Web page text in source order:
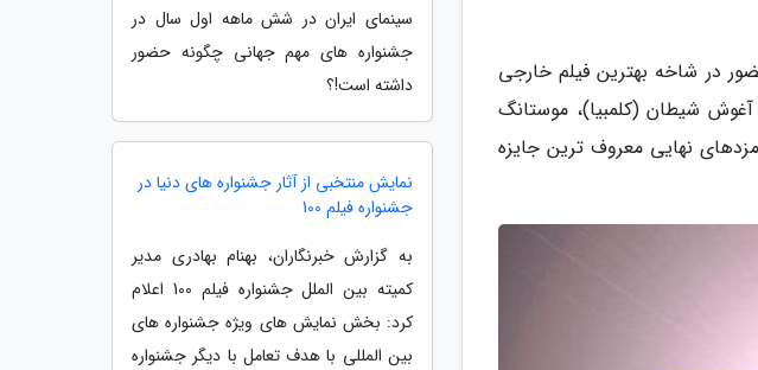
که آثار خود را برای حضور در شاخه بهترین فیلم خارجی
آغوش شیطان (کلمبیا)، موستانگ
نهایی معروف ترین جایزه
سینمای ایران در شش ماهه اول سال در
جشنواره های مهم جهانی چگونه حضور
داشته است!؟
نمایش منتخبی از آثار جشنواره های دنیا در
جشنواره فیلم 100
به گزارش خبرنگاران، بهنام بهادری مدیر
کمیته بین الملل جشنواره فیلم 100 اعلام
کرد: بخش نمایش های ویژه جشنواره های
بین المللی با هدف تعامل با دیگر جشنواره